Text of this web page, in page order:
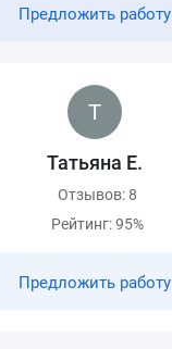
Предложить работу
Татьяна Е.
Отзывов: 8
Рейтинг: 95%
Предложить работу